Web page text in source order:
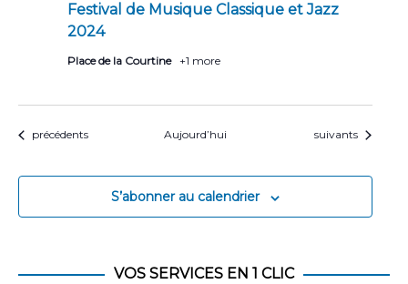
Festival de Musique Classique et Jazz
2024
Place de la Courtine +1 more
Évènements
précédents Aujourd’hui Évènements
suivants
S’abonner au calendrier
VOS SERVICES EN 1 CLIC